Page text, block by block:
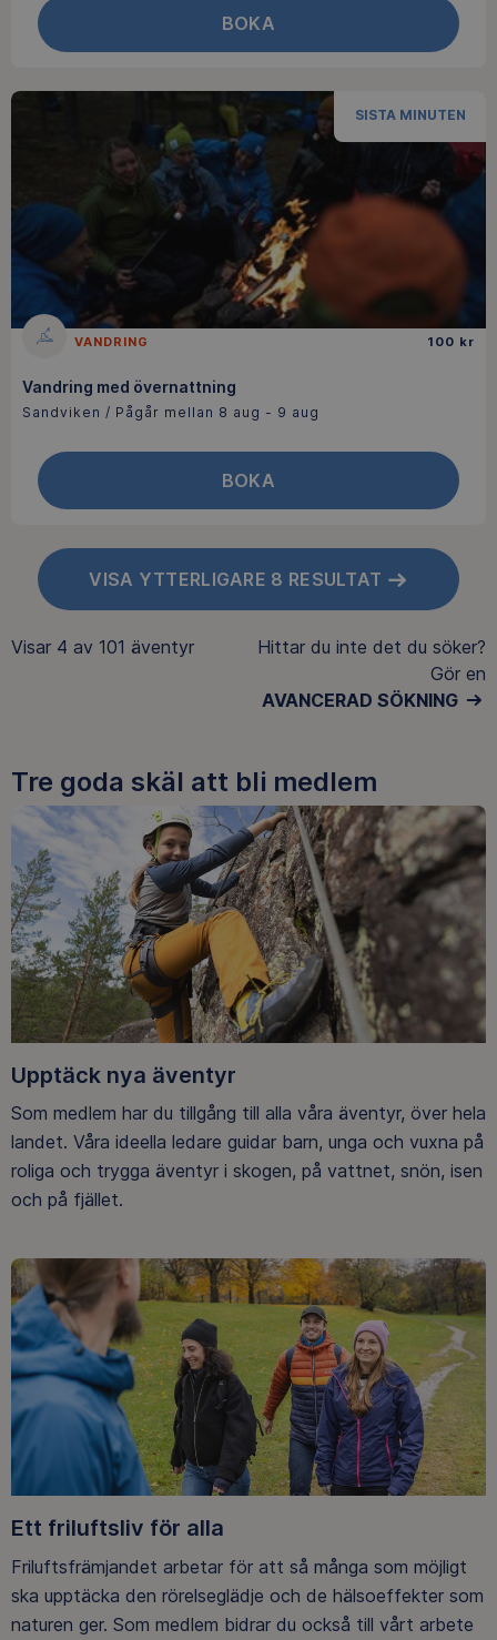
BOKA
SISTA MINUTEN
VANDRING 100 kr
Vandring med övernattning
Sandviken / Pågår mellan 8 aug - 9 aug
BOKA
VISA YTTERLIGARE 8 RESULTAT
Visar 4 av 101 äventyr
Hittar du inte det du söker?
Gör en
AVANCERAD SÖKNING
Tre goda skäl att bli medlem
Upptäck nya äventyr
Som medlem har du tillgång till alla våra äventyr, över hela
landet. Våra ideella ledare guidar barn, unga och vuxna på
roliga och trygga äventyr i skogen, på vattnet, snön, isen
och på fjället.
Ett friluftsliv för alla
Friluftsfrämjandet arbetar för att så många som möjligt
ska upptäcka den rörelseglädje och de hälsoeffekter som
naturen ger. Som medlem bidrar du också till vårt arbete